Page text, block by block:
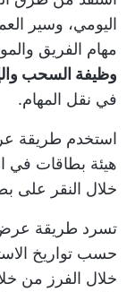
اليومي، وسير
مهام الفريق
وظيفة السحب
في نقل المهام.
استخدم طريقة
هيئة بطاقات في
خلال النقر على
تسرد طريقة
حسب تواريخ
خلال الفرز من